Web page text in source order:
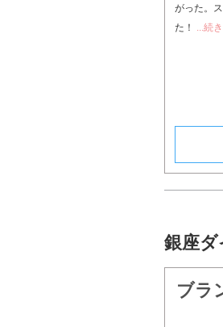
がった。
た！
...続
銀座ダ
ブラ